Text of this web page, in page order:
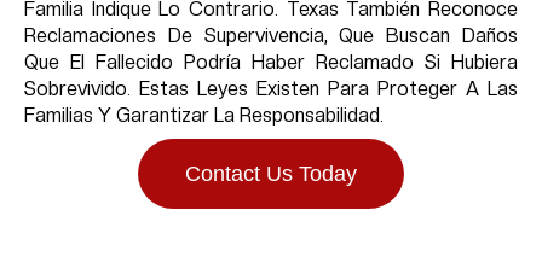
Familia Indique Lo Contrario. Texas También Reconoce
Reclamaciones De Supervivencia, Que Buscan Daños
Que El Fallecido Podría Haber Reclamado Si Hubiera
Sobrevivido. Estas Leyes Existen Para Proteger A Las
Familias Y Garantizar La Responsabilidad.
Contact Us Today